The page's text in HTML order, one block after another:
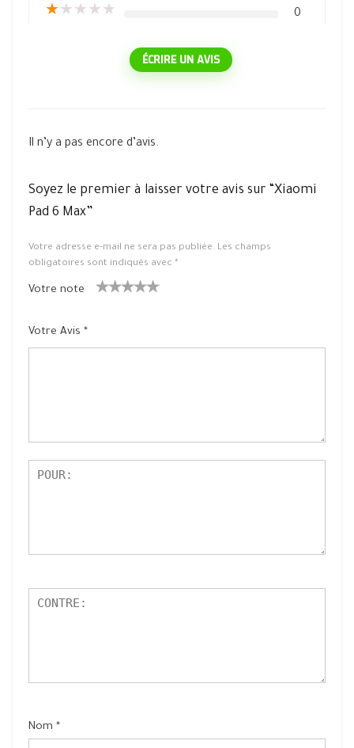
★★ ★ ★ ★ 0
ÉCRIRE UN AVIS
Il n’y a pas encore d’avis.
Soyez le premier à laisser votre avis sur “Xiaomi
Pad 6 Max”
Votre adresse e-mail ne sera pas publiée. Les champs
obligatoires sont indiqués avec *
Votre note
oil
sur
Votre Avis *
Nom *